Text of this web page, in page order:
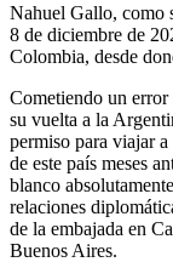
Nahuel Gallo, como
8 de diciembre de
Colombia, desde
Cometiendo un
su vuelta a la
permiso para viajar
de este país meses
blanco
relaciones
de la embajada en
Buenos Aires.